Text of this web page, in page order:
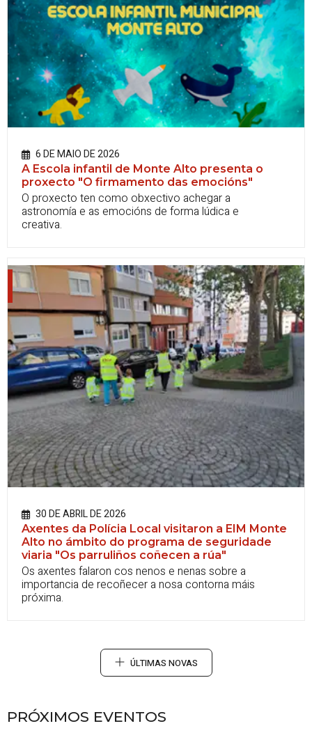
6 DE MAIO DE 2026
A Escola infantil de Monte Alto presenta o
proxecto "O firmamento das emocións"
O proxecto ten como obxectivo achegar a
astronomía e as emocións de forma lúdica e
creativa.
30 DE ABRIL DE 2026
Axentes da Polícia Local visitaron a EIM Monte
Alto no ámbito do programa de seguridade
viaria "Os parruliños coñecen a rúa"
Os axentes falaron cos nenos e nenas sobre a
importancia de recoñecer a nosa contorna máis
próxima.
ÚLTIMAS NOVAS
PRÓXIMOS EVENTOS